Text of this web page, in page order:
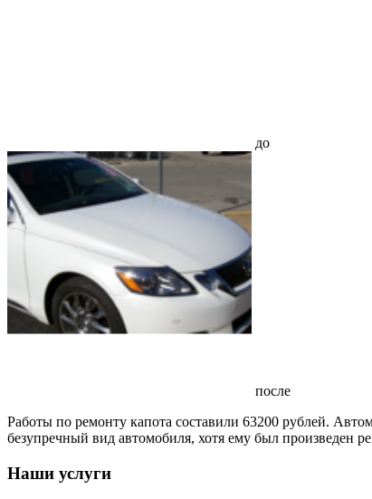
до
после
Работы по ремонту капота составили 63200 рублей.
безупречный вид автомобиля, хотя ему был произведен
Наши услуги